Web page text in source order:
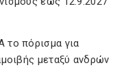
πόρισμα για
μεταξύ ανδρών